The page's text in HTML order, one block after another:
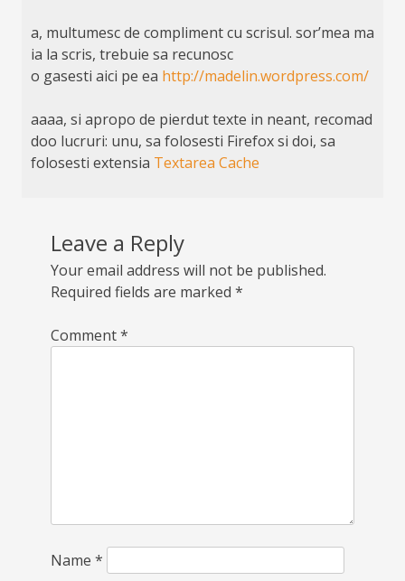
a, multumesc de compliment cu scrisul. sor’mea ma
ia la scris, trebuie sa recunosc
o gasesti aici pe ea http://madelin.wordpress.com/
aaaa, si apropo de pierdut texte in neant, recomad
doo lucruri: unu, sa folosesti Firefox si doi, sa
folosesti extensia Textarea Cache
Leave a Reply
Your email address will not be published.
Required fields are marked *
Comment*
Name *